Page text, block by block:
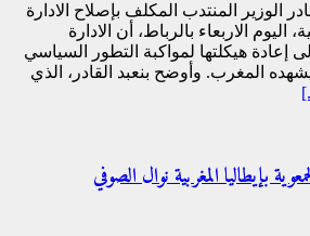
الوزير المنتدب المكلف بإصلاح الادارة
اليوم الاربعاء بالرباط، أن الادارة
إعادة هيكلتها لمواكبة التطور السياسي
المغرب. وأوضح بنعبد القادر، الذي
بإيطاليا المغربية نوال الصوفي